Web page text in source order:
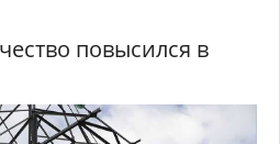
повысился в